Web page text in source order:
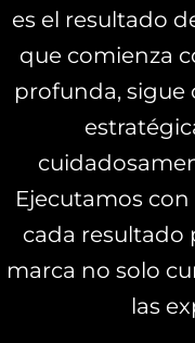
es el resultado
que comienza
profunda, sigue
Ejecutamos
cada resultado
marca no solo
las